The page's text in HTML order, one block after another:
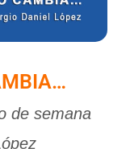
de semana